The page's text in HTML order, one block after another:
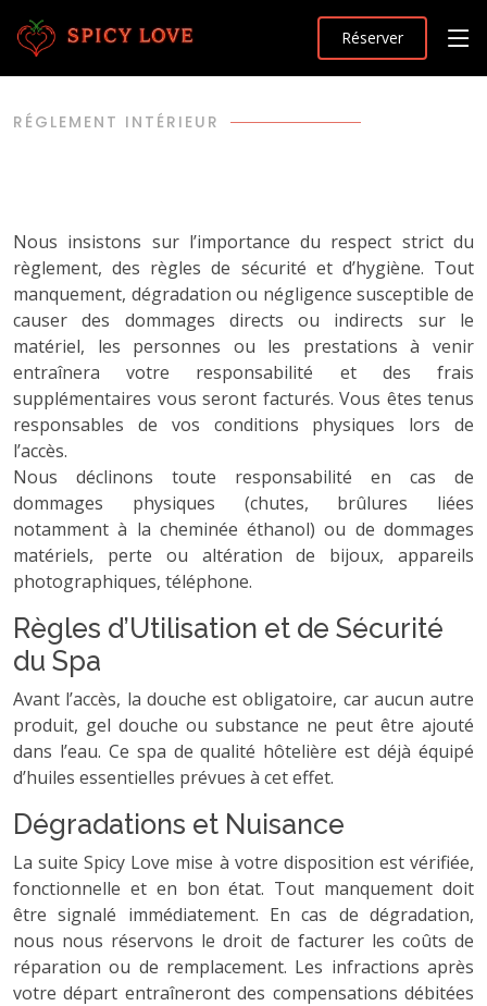
Réserver
RÉGLEMENT INTÉRIEUR
Nous insistons sur l’importance du respect strict du
règlement, des règles de sécurité et d’hygiène. Tout
manquement, dégradation ou négligence susceptible de
causer des dommages directs ou indirects sur le
matériel, les personnes ou les prestations à venir
entraînera votre responsabilité et des frais
supplémentaires vous seront facturés. Vous êtes tenus
responsables de vos conditions physiques lors de
l’accès.
Nous déclinons toute responsabilité en cas de
dommages physiques (chutes, brûlures liées
notamment à la cheminée éthanol) ou de dommages
matériels, perte ou altération de bijoux, appareils
photographiques, téléphone.
Règles d’Utilisation et de Sécurité
du Spa
Avant l’accès, la douche est obligatoire, car aucun autre
produit, gel douche ou substance ne peut être ajouté
dans l’eau. Ce spa de qualité hôtelière est déjà équipé
d’huiles essentielles prévues à cet effet.
Dégradations et Nuisance
La suite Spicy Love mise à votre disposition est vérifiée,
fonctionnelle et en bon état. Tout manquement doit
être signalé immédiatement. En cas de dégradation,
nous nous réservons le droit de facturer les coûts de
réparation ou de remplacement. Les infractions après
votre départ entraîneront des compensations débitées